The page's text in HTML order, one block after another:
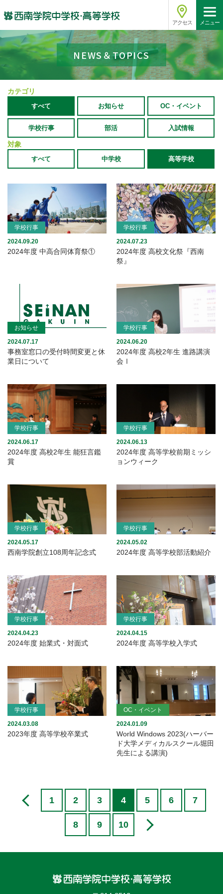
アクセス メニュー
NEWS＆TOPICS
カテゴリ
すべて お知らせ OC・イベント
学校行事 部活 入試情報
対象
すべて 中学校 高等学校
学校行事
2024.09.20
2024年度 中高合同体育祭①
学校行事
2024.07.23
2024年度 高校文化祭『西南
祭』
お知らせ
2024.07.17
事務室窓口の受付時間変更と休
業日について
学校行事
2024.06.20
2024年度 高校2年生 進路講演
会Ⅰ
学校行事
2024.06.17
2024年度 高校2年生 能狂言鑑
賞
学校行事
2024.06.13
2024年度 高等学校前期ミッシ
ョンウィーク
学校行事
2024.05.17
西南学院創立108周年記念式
学校行事
2024.05.02
2024年度 高等学校部活動紹介
学校行事
2024.04.23
2024年度 始業式・対面式
学校行事
2024.04.15
2024年度 高等学校入学式
学校行事
2024.03.08
2023年度 高等学校卒業式
OC・イベント
2024.01.09
World Windows 2023(ハーバー
ド大学メディカルスクール堀田
先生による講演)
1 2 3 4 5 6 7
8 9 10